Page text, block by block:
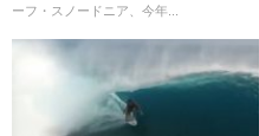
ーフ・スノードニア、今年...